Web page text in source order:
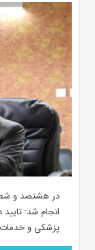
در هشتصد و
انجام شد:
پزشکی و خدمات